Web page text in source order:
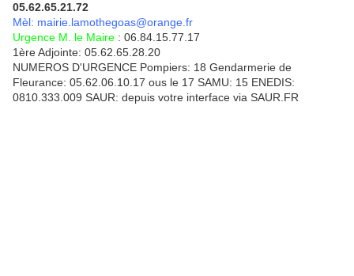
05.62.65.21.72
Mèl: mairie.lamothegoas@orange.fr
Urgence M. le Maire : 06.84.15.77.17
1ère Adjointe: 05.62.65.28.20
NUMEROS D'URGENCE Pompiers: 18 Gendarmerie de
Fleurance: 05.62.06.10.17 ous le 17 SAMU: 15 ENEDIS:
0810.333.009 SAUR: depuis votre interface via SAUR.FR